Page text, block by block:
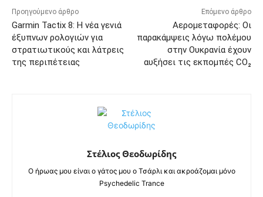
Προηγούμενο άρθρο
Garmin Tactix 8: Η νέα γενιά
έξυπνων ρολογιών για
στρατιωτικούς και λάτρεις
της περιπέτειας
Επόμενο άρθρο
Αερομεταφορές: Οι
παρακάμψεις λόγω πολέμου
στην Ουκρανία έχουν
αυξήσει τις εκπομπές CO₂
Στέλιος Θεοδωρίδης
Ο ήρωας μου είναι ο γάτος μου ο Τσάρλι και ακροάζομαι μόνο
Psychedelic Trance